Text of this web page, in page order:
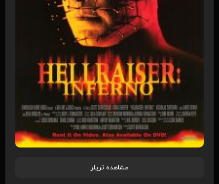
مشاهده تریلر